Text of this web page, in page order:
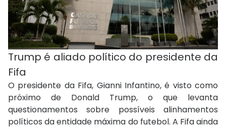
Trump é aliado político do presidente da
Fifa
O presidente da Fifa, Gianni Infantino, é visto como
próximo de Donald Trump, o que levanta
questionamentos sobre possíveis alinhamentos
políticos da entidade máxima do futebol. A Fifa ainda